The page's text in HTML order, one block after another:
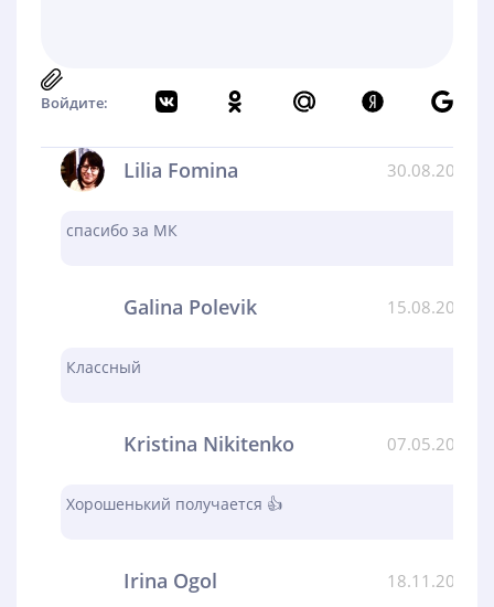
Войдите:
Lilia Fomina 30.08.2024
спасибо за МК
Galina Polevik 15.08.2024
Классный
Kristina Nikitenko 07.05.2024
Хорошенький получается 👍
Irina Ogol 18.11.2023